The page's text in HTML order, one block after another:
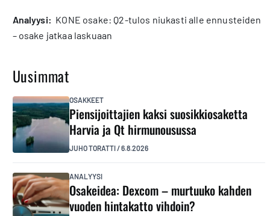
analyysi: KONE osake: Q2-tulos niukasti alle ennusteiden
– osake jatkaa laskuaan
Uusimmat
OSAKKEET
Piensijoittajien kaksi suosikkiosaketta
Harvia ja Qt hirmunousussa
JUHO TORATTI/6.8.2026
ANALYYSI
Osakeidea: Dexcom – murtuuko kahden
vuoden hintakatto vihdoin?